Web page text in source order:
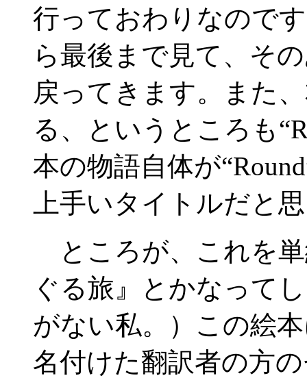
行っておわりなので
ら最後まで見て、そ
戻ってきます。また
る、というところも
本の物語自体が
上手いタイトルだと
ところが、これを
ぐる旅』とかなって
がない私。）この絵
名付けた翻訳者の方